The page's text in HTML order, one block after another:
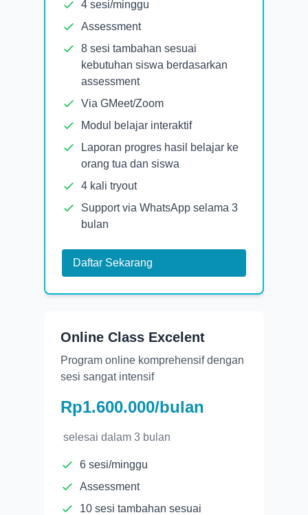
4 sesi/minggu
Assessment
8 sesi tambahan sesuai
kebutuhan siswa berdasarkan
assessment
Via GMeet/Zoom
Modul belajar interaktif
Laporan progres hasil belajar ke
orang tua dan siswa
4 kali tryout
Support via WhatsApp selama 3
bulan
Daftar Sekarang
Online Class Excelent
Program online komprehensif dengan
sesi sangat intensif
Rp1.600.000/bulan
selesai dalam 3 bulan
6 sesi/minggu
Assessment
10 sesi tambahan sesuai